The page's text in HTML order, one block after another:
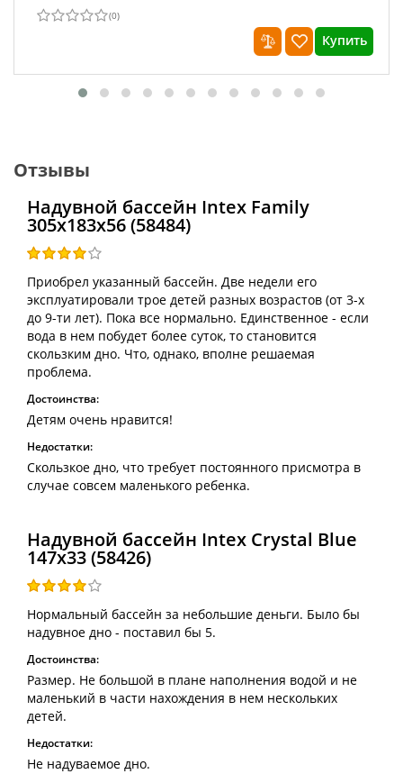
(0)
Купить
Отзывы
Надувной бассейн Intex Family
305x183x56 (58484)
Приобрел указанный бассейн. Две недели его
эксплуатировали трое детей разных возрастов (от 3-х
до 9-ти лет). Пока все нормально. Единственное - если
вода в нем побудет более суток, то становится
скользким дно. Что, однако, вполне решаемая
проблема.
Достоинства:
Детям очень нравится!
Недостатки:
Скользкое дно, что требует постоянного присмотра в
случае совсем маленького ребенка.
Надувной бассейн Intex Crystal Blue
147х33 (58426)
Нормальный бассейн за небольшие деньги. Было бы
надувное дно - поставил бы 5.
Достоинства:
Размер. Не большой в плане наполнения водой и не
маленький в части нахождения в нем нескольких
детей.
Недостатки:
Не надуваемое дно.